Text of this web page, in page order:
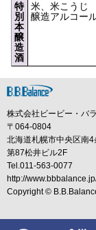
特
別
本
醸
造
酒
米、米こうじ
醸造アルコー
株式会社ビービー・バ
〒064-0804
北海道札幌市中央区南
第87松井ビル2F
Tel.011-563-0077
http://
Copyright ©